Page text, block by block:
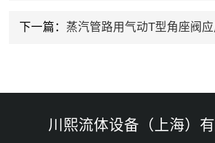
下一篇： 蒸汽管路用气动T型角座阀
川熙流体设备（上海）